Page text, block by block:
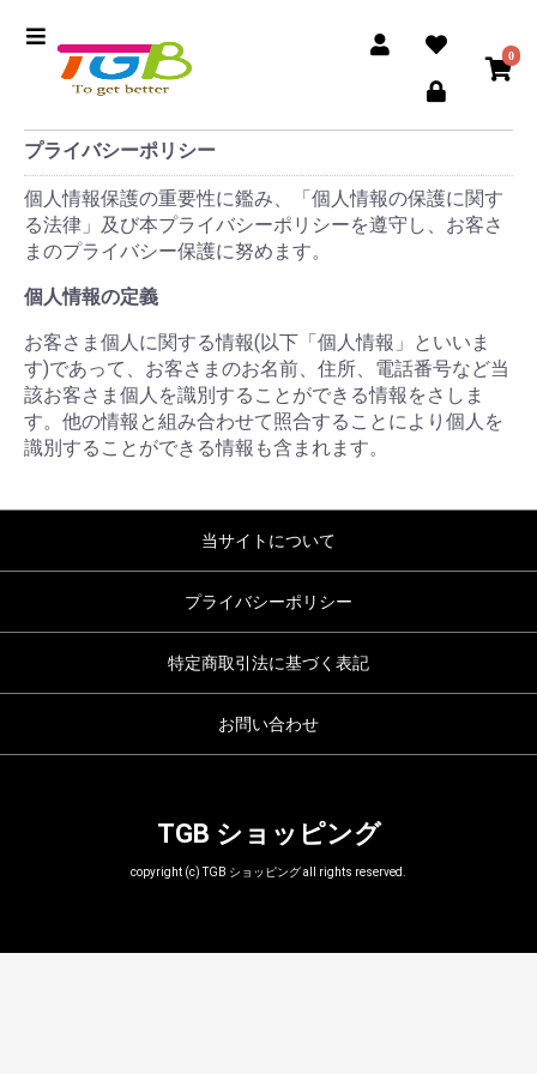
0
プライバシーポリシー
個人情報保護の重要性に鑑み、「個人情報の保護に関す
る法律」及び本プライバシーポリシーを遵守し、お客さ
まのプライバシー保護に努めます。
個人情報の定義
お客さま個人に関する情報(以下「個人情報」といいま
す)であって、お客さまのお名前、住所、電話番号など当
該お客さま個人を識別することができる情報をさしま
す。他の情報と組み合わせて照合することにより個人を
識別することができる情報も含まれます。
当サイトについて
プライバシーポリシー
特定商取引法に基づく表記
お問い合わせ
TGB ショッピング
copyright (c) TGB ショッピング all rights reserved.